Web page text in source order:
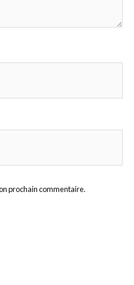
prochain commentaire.